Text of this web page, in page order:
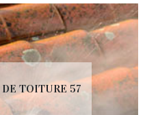
TOITURE 57